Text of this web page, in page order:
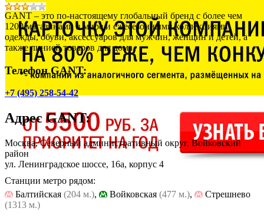
GANT – это по-настоящему глобальный бренд с более чем
1200 магазинами в мире и ежесезонными коллекциями
одежды, обуви, аксессуаров для мужчин, женщин и детей, а
также линией товаров для дома.
Телефон GANT:
+7 (495) 258-54-42
Адрес GANT:
Москва, Северный административный округ, Войковский
район
ул. Ленинградское шоссе, 16а, корпус 4
Станции метро рядом:
Балтийская (204 м.), Войковская (477 м.),
Стрешнево
(1313 м.)